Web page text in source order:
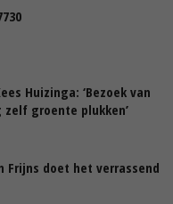
Huizinga: ‘Bezoek van
zelf groente plukken’
Frijns doet het verrassend